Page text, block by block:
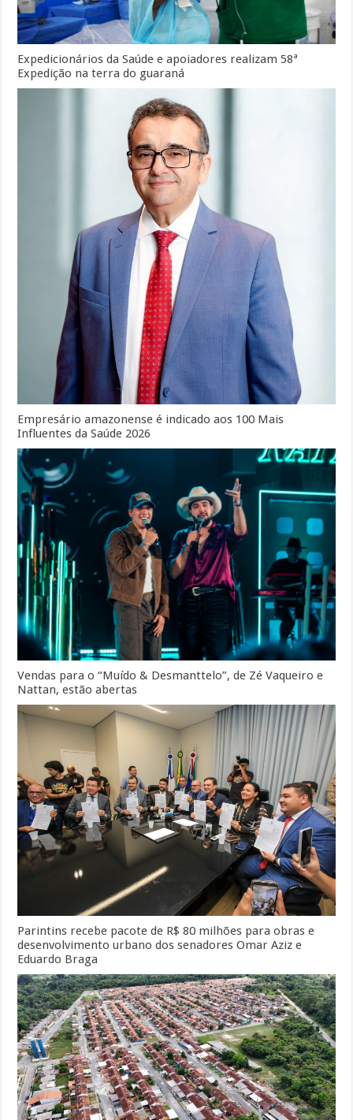
Expedicionários da Saúde e apoiadores realizam 58ª
Expedição na terra do guaraná
Empresário amazonense é indicado aos 100 Mais
Influentes da Saúde 2026
Vendas para o “Muído & Desmanttelo”, de Zé Vaqueiro e
Nattan, estão abertas
Parintins recebe pacote de R$ 80 milhões para obras e
desenvolvimento urbano dos senadores Omar Aziz e
Eduardo Braga